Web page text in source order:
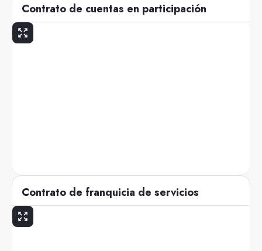
Contrato de cuentas en participación
Contrato de franquicia de servicios